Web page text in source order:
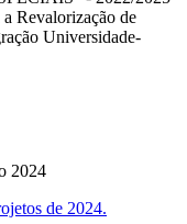
Revalorização de
Universidade-
de 2024.